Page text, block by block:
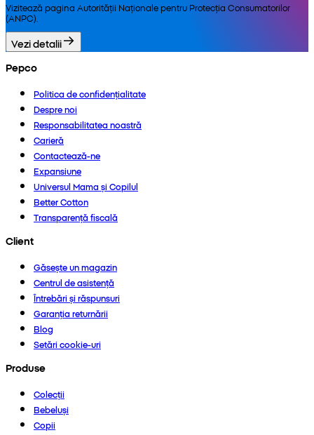
Vizitează pagina Autorității Naționale pentru Protecția Consumatorilor
(ANPC).
Vezi detalii
Pepco
Politica de confidențialitate
Despre noi
Responsabilitatea noastră
Carieră
Contactează-ne
Expansiune
Universul Mama și Copilul
Better Cotton
Transparență fiscală
Client
Găsește un magazin
Centrul de asistență
Întrebări și răspunsuri
Garanția returnării
Blog
Setări cookie-uri
Produse
Colecții
Bebeluși
Copii